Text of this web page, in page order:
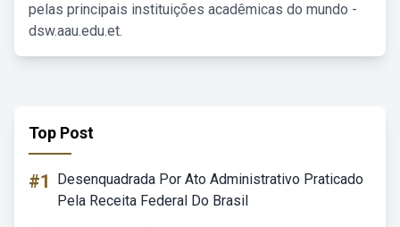
pelas principais instituições acadêmicas do mundo -
dsw.aau.edu.et.
Top Post
#1
Desenquadrada Por Ato Administrativo Praticado
Pela Receita Federal Do Brasil